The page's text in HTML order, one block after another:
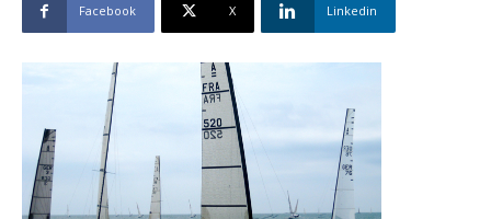
Facebook X Linkedin